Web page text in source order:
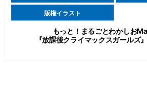
版権イラスト
もっと！まるごとわかしお
『放課後クライマックスガールズ